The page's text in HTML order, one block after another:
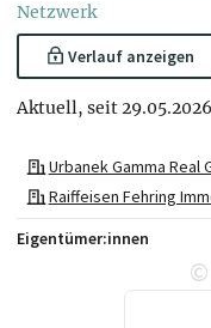
Netzwerk
Verlauf anzeigen
Aktuell, seit 29.05.2026
Urbanek Gamma Real
Raiffeisen Fehring
Eigentümer:innen
©